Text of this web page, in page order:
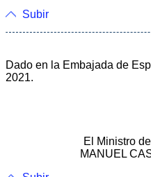
Subir
Dado en la Embajada de
2021.
El Ministro
MANUEL